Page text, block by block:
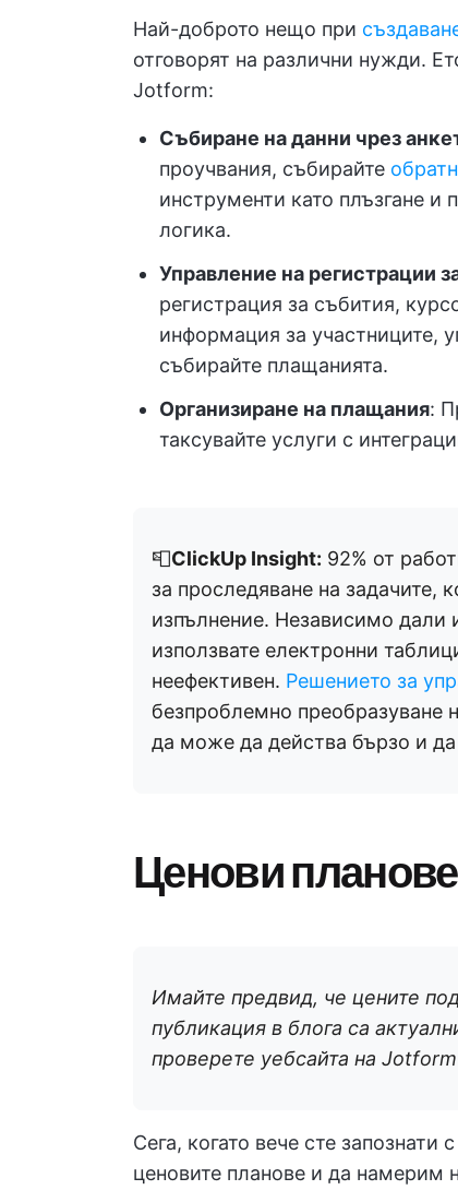
Най-доброто нещо при
отговорят на различни нужди.
Jotform:
Събиране на данни чрез
проучвания, събирайте
инструменти като плъзгане и
логика.
Управление на регистрации
регистрация за събития,
информация за участниците,
събирайте плащанията.
Организиране на плащания:
таксувайте услуги с
📮ClickUp Insight: 92% от
за проследяване на задачите,
изпълнение. Независимо дали
използвате електронни
неефективен. Решението за
безпроблемно преобразуване
да може да действа бързо и да
Ценови
Имайте предвид, че цените
публикация в блога са
проверете уебсайта на
Сега, когато вече сте
ценовите планове и да